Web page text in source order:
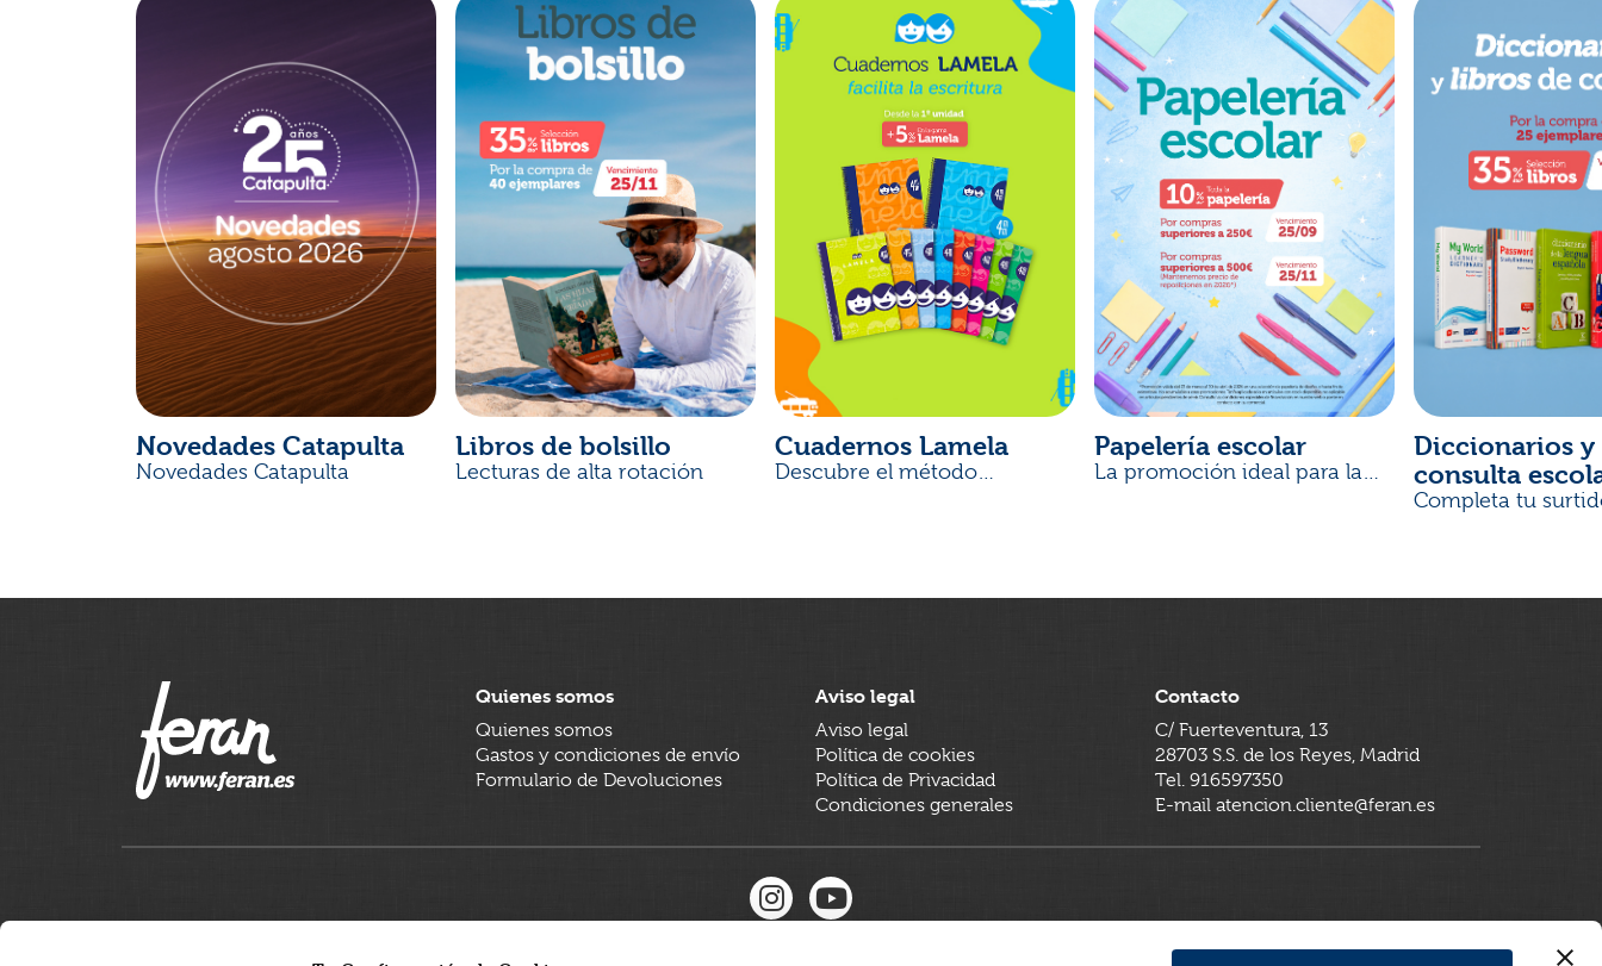
Novedades Catapulta
Novedades Catapulta
Libros de bolsillo
Lecturas de alta rotación
Cuadernos Lamela
Descubre el método
Papelería escolar
La promoción ideal para la
Diccionarios y
consulta
Completa tu
Quienes somos
Quienes somos
Gastos y condiciones de envío
Formulario de Devoluciones
Aviso legal
Aviso legal
Política de cookies
Política de Privacidad
Condiciones generales
Contacto
C/ Fuerteventura, 13
28703 S.S. de los Reyes, Madrid
Tel. 916597350
E-mail atencion.cliente@feran.es